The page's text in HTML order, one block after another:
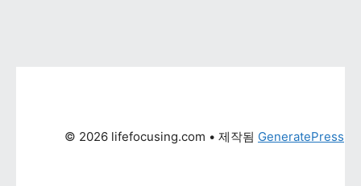
© 2026 lifefocusing.com • 제작됨 GeneratePress